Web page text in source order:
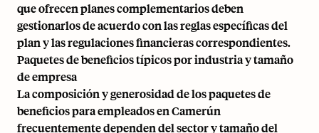
que ofrecen planes complementarios deben
gestionarlos de acuerdo con las reglas específicas del
plan y las regulaciones financieras correspondientes.
Paquetes de beneficios típicos por industria y tamaño
de empresa
La composición y generosidad de los paquetes de
beneficios para empleados en Camerún
frecuentemente dependen del sector y tamaño del